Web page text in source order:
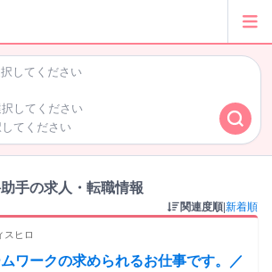
してください
してください
てください
手の求人・転職情報
関連度順 新着順
スヒロ
ワークの求められるお仕事です。／